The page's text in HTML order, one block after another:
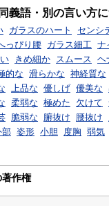
義語・別の言い方
ガラスのハート センシ
っぴり腰 ガラス細工 ナ
きめ細か スムース ヘ
的な 滑らかな 神経質な
上品な 優しげ 優美な
柔弱な 極めた 欠けて
脆弱な 腑抜け 腰抜け
部 姿形 小胆 度胸 弱気
作権